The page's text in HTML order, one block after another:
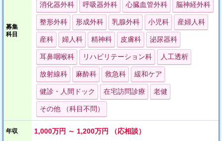
＊ 夜間は救急車での搬送となります。
看護職員・介護職員は24時間体制で配置されております。
募集
科目
消化器外科 呼吸器外科 心臓血管外科 脳神経外科
整形外科 形成外科 乳腺外科 小児科 産婦人科
産科 婦人科 精神科 皮膚科 泌尿器科
耳鼻咽喉科 リハビリテーション科 人工透析
放射線科 麻酔科 救急科 緩和ケア
健診・人間ドック 在宅訪問診療 老健
その他 （科目不問）
年収 1,000万円 ～ 1,200万円 （応相談）